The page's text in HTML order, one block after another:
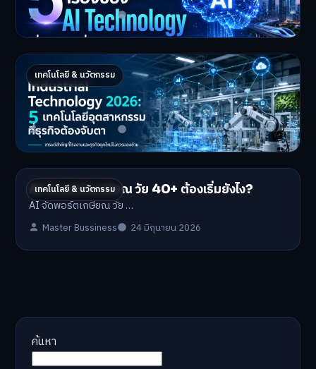
Master Bussiness 2 กรกฎาคม 2026
เทคโนโลยี & นวัตกรรม
Industrial 2026 : 5 เทคโนโลยีอุตสาหกรรมที่
ธุรกิจต้องจับตา
Industrial Technology …
Master Bussiness 1 กรกฎาคม 2026
เทคโนโลยี & นวัตกรรม
AI จัดพอร์ตเกษียณ วัย 40+ ต้องเริ่มยังไง?
AI จัดพอร์ตเกษียณ วัย …
Master Bussiness 24 มิถุนายน 2026
ค้นหา